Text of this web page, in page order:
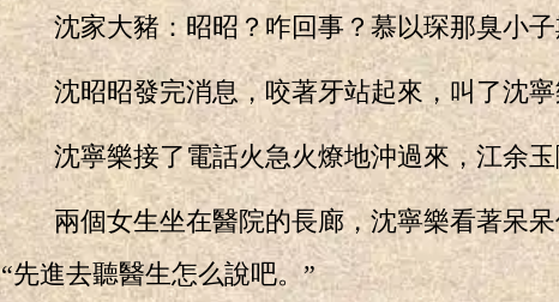
沈家大豬：昭昭？咋回事？慕以琛那臭小子
沈昭昭發完消息，咬著牙站起來，叫了沈寧
沈寧樂接了電話火急火燎地沖過來，江余玉
兩個女生坐在醫院的長廊，沈寧樂看著呆呆
“先進去聽醫生怎么說吧。”